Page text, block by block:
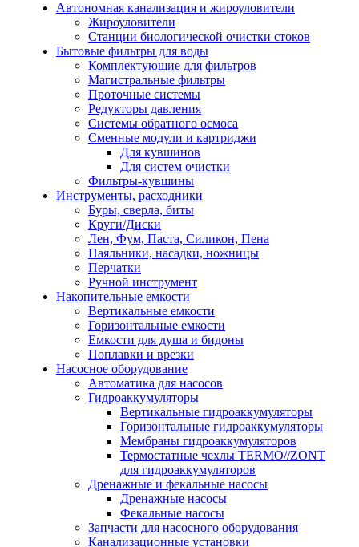
Автономная канализация и жироуловители
Жироуловители
Станции биологической очистки стоков
Бытовые фильтры для воды
Комплектующие для фильтров
Магистральные фильтры
Проточные системы
Редукторы давления
Системы обратного осмоса
Сменные модули и картриджи
Для кувшинов
Для систем очистки
Фильтры-кувшины
Инструменты, расходники
Буры, сверла, биты
Круги/Диски
Лен, Фум, Паста, Силикон, Пена
Паяльники, насадки, ножницы
Перчатки
Ручной инструмент
Накопительные емкости
Вертикальные емкости
Горизонтальные емкости
Емкости для душа и бидоны
Поплавки и врезки
Насосное оборудование
Автоматика для насосов
Гидроаккумуляторы
Вертикальные гидроаккумуляторы
Горизонтальные гидроаккумуляторы
Мембраны гидроаккумуляторов
Термостатные чехлы TERMO//ZONT
для гидроаккумуляторов
Дренажные и фекальные насосы
Дренажные насосы
Фекальные насосы
Запчасти для насосного оборудования
Канализационные установки